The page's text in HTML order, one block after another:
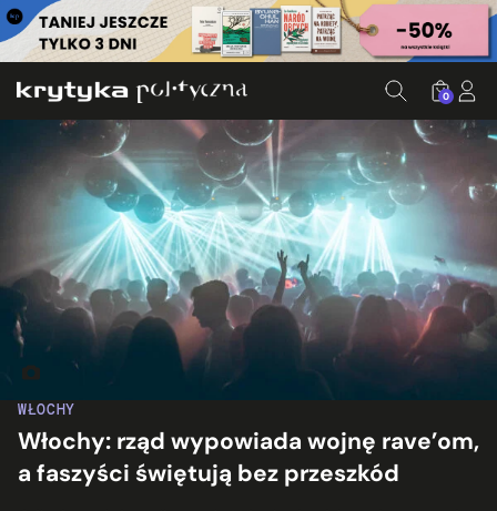
0
WŁOCHY
Włochy: rząd wypowiada wojnę rave’om,
a faszyści świętują bez przeszkód
Fot. Kajetan Sumila/Unsplash